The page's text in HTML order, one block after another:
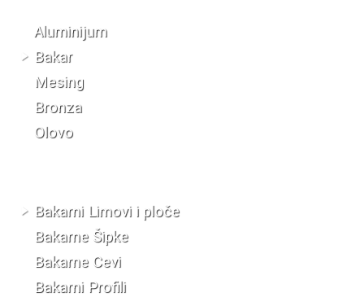
Aluminijum
Bakar
Mesing
Bronza
Olovo
Bakarni Limovi i ploče
Bakarne Šipke
Bakarne Cevi
Bakarni Profili